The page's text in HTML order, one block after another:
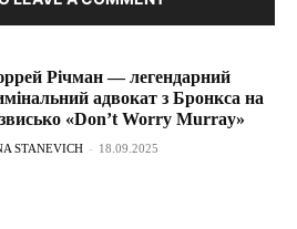
Річман — легендарний
адвокат з Бронкса на
«Don’t Worry Murray»
STANEVICH - 18.09.2025